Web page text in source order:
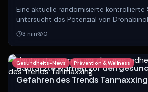
Eine aktuelle randomisierte kontrollierte
untersucht das Potenzial von
von Albträumen bei Patienten mit PTBS.
3 min 0
Gesundheits-News Prävention & Wellness
Hautärzte warnen vor den
Gefahren des Trends Tanmaxxing